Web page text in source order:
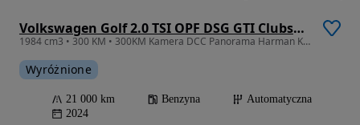
Volkswagen Golf 2.0 TSI OPF DSG GTI Clubsport
1984 cm3 • 300 KM • 300KM Kamera DCC Panorama Harman Kard LED Matrix Sport Zawies ACCFV23%
Wyróżnione
21 000 km Benzyna
Automatyczna
2024